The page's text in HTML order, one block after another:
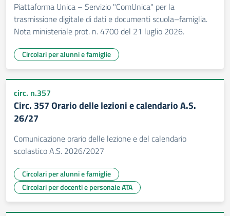
Piattaforma Unica – Servizio "ComUnica" per la
trasmissione digitale di dati e documenti scuola–famiglia.
Nota ministeriale prot. n. 4700 del 21 luglio 2026.
Circolari per alunni e famiglie
circ. n.357
Circ. 357 Orario delle lezioni e calendario A.S.
26/27
Comunicazione orario delle lezione e del calendario
scolastico A.S. 2026/2027
Circolari per alunni e famiglie
Circolari per docenti e personale ATA